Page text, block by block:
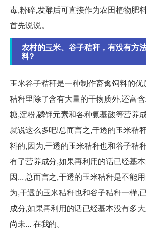
毒,粉碎,发酵后可直接作为农田植物肥
首先说说。
农村的玉米、谷子秸秆，有没有方
料?
玉米谷子秸秆是一种制作畜禽饲料的
秸秆里除了含有大量的干物质外,还富
糖,淀粉,磷钾元素和各种氨基酸等营养
就说这么多吧!总而言之,干透的玉米秸
料的,因为,干透的玉米秸秆也和谷子秸
有了营养成分,如果再利用的话已经基本
因... 总而言之,干透的玉米秸秆是不能
为,干透的玉米秸秆也和谷子秸秆一样,
成分,如果再利用的话已经基本没有多
尚未... 在我的。